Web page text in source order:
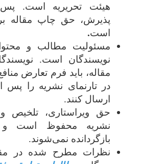
هیئت تحریریه است.
پذیرش، حق چاپ مقاله
است.
مسئولیت مطالب و
نویسندگان است.
مقاله، باید فرم تعارض
در تارنمای نشریه را پس
ارسال کنند.
حق ویراستاری، تلخیص
نشریه محفوظ است و
بازگردانده نمی‌شوند.
نظرات مطرح شده در